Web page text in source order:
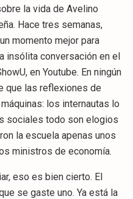
la vida de Avelino
Hace tres semanas,
momento mejor para
insólita conversación en el
en Youtube. En ningún
que las reflexiones de
los internautas lo
sociales todo son elogios
la escuela apenas unos
ministros de economía.
eso es bien cierto. El
se gaste uno. Ya está la